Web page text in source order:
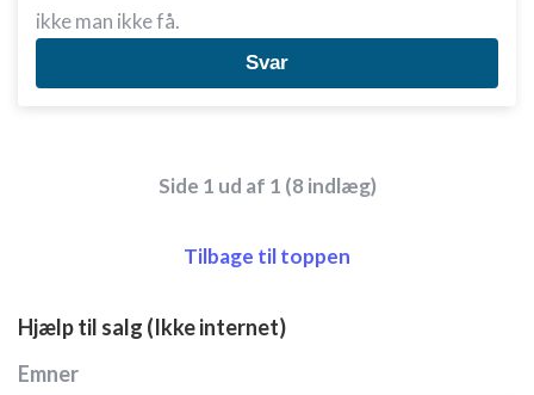
ikke man ikke få.
Svar
Side 1 ud af 1 (8 indlæg)
Tilbage til toppen
Hjælp til salg (Ikke internet)
Emner